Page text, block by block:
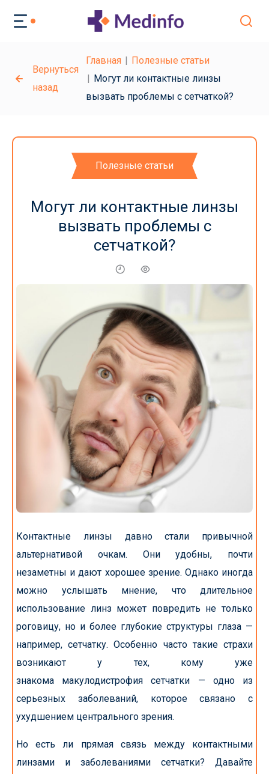
Вернуться
назад
Главная
Полезные статьи
Могут ли контактные линзы
вызвать проблемы с сетчаткой?
Полезные статьи
Могут ли контактные линзы
вызвать проблемы с
сетчаткой?
Контактные линзы давно стали привычной
альтернативой очкам. Они удобны, почти
незаметны и дают хорошее зрение. Однако иногда
можно услышать мнение, что длительное
использование линз может повредить не только
роговицу, но и более глубокие структуры глаза —
например, сетчатку. Особенно часто такие страхи
возникают у тех, кому уже
знакома макулодистрофия сетчатки — одно из
серьезных заболеваний, которое связано с
ухудшением центрального зрения.
Но есть ли прямая связь между контактными
линзами и заболеваниями сетчатки? Давайте